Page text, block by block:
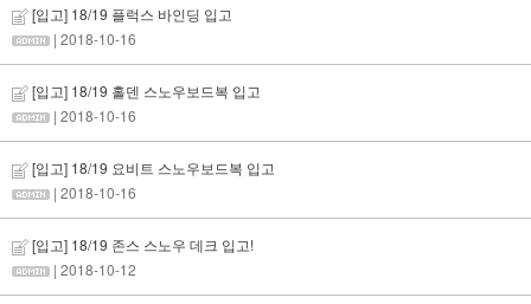
[입고] 18/19 플럭스 바인딩 입고
| 2018-10-16
[입고] 18/19 홀덴 스노우보드복 입고
| 2018-10-16
[입고] 18/19 요비트 스노우보드복 입고
| 2018-10-16
[입고] 18/19 존스 스노우 데크 입고!
| 2018-10-12